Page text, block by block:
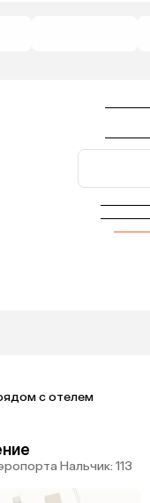
с отелем